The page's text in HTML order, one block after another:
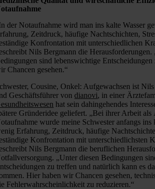
der Notaufnahme wird man ins kalte Wasser
Zeitdruck, häufige Nachtschichten,
Konfrontation mit unterschiedlichen
Nils Bergmann die Herausforderungen.
sind lebenswichtige
Chancen gesehen.“
Cousine, Onkel: Aufgewachsen ist
Geschäftsführer vondianovi, in einer
hat sein dahingehendes
Gründeridee geliefert. „Bei ihrer Arbeit
wurde meine Schwester anfangs ins
Erfahrung, Zeitdruck, häufige
Konfrontation mit unterschiedlichsten
Nils Bergmann die beruflichen
„Unter diesen Bedingungen
zu treffen und natürlich kann es
Hier haben wir Chancen gesehen,
Fehlerwahrscheinlichkeit zu reduzieren.“